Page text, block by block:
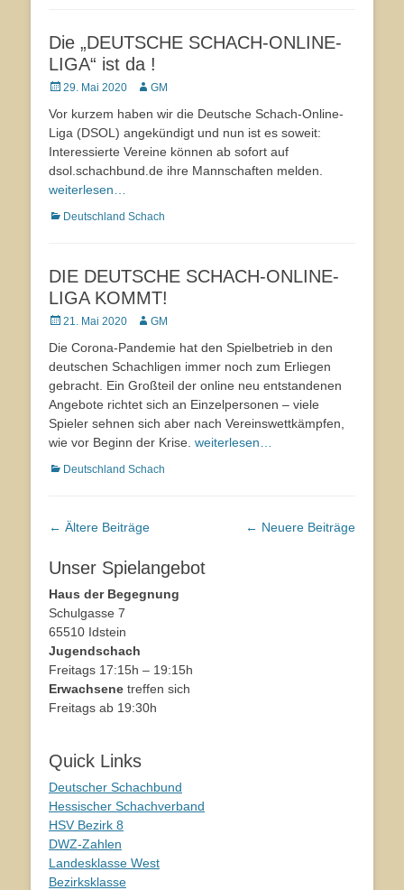
Die „DEUTSCHE SCHACH-ONLINE-
LIGA“ ist da !
Veröffentlicht
29. Mai 2020 Autor
GM
Vor kurzem haben wir die Deutsche Schach-Online-
Liga (DSOL) angekündigt und nun ist es soweit:
Interessierte Vereine können ab sofort auf
dsol.schachbund.de ihre Mannschaften melden.
weiterlesen…
Kategorien
Deutschland Schach
DIE DEUTSCHE SCHACH-ONLINE-
LIGA KOMMT!
Veröffentlicht
21. Mai 2020 Autor
GM
Die Corona-Pandemie hat den Spielbetrieb in den
deutschen Schachligen immer noch zum Erliegen
gebracht. Ein Großteil der online neu entstandenen
Angebote richtet sich an Einzelpersonen – viele
Spieler sehnen sich aber nach Vereinswettkämpfen,
wie vor Beginn der Krise. weiterlesen…
Kategorien
Deutschland Schach
Beitrags-
← Ältere Beiträge ← Neuere Beiträge
Unser Spielangebot
Haus der Begegnung
Schulgasse 7
65510 Idstein
Jugendschach
Freitags 17:15h – 19:15h
Erwachsene treffen sich
Freitags ab 19:30h
Quick Links
Deutscher Schachbund
Hessischer Schachverband
HSV Bezirk 8
DWZ-Zahlen
Landesklasse West
Bezirksklasse